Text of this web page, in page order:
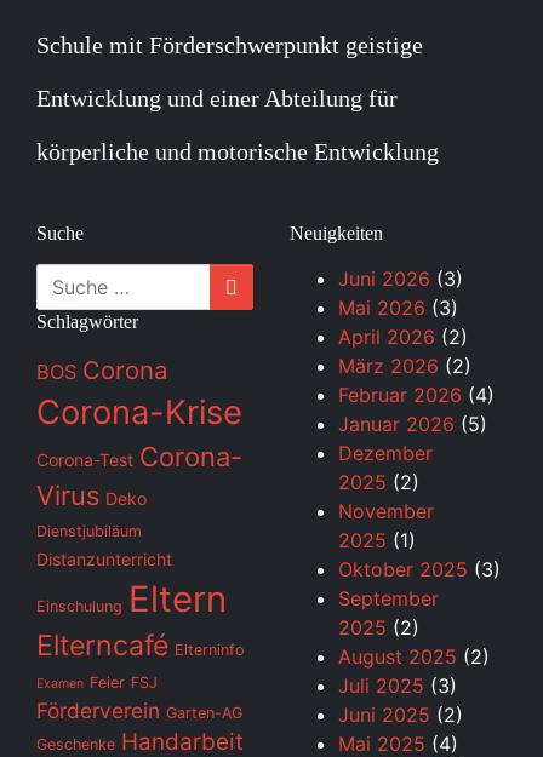
Schule mit Förderschwerpunkt geistige
Entwicklung und einer Abteilung für
körperliche und motorische Entwicklung
Suche
Suche
Schlagwörter
BOS Corona
Corona-Krise
Corona-Test Corona-
Virus Deko
Dienstjubiläum
Distanzunterricht
Einschulung Eltern
Elterncafé Elterninfo
Examen Feier FSJ
Förderverein Garten-AG
Geschenke Handarbeit
Neuigkeiten
Juni 2026 (3)
Mai 2026 (3)
April 2026 (2)
März 2026 (2)
Februar 2026 (4)
Januar 2026 (5)
Dezember
2025 (2)
November
2025 (1)
Oktober 2025 (3)
September
2025 (2)
August 2025 (2)
Juli 2025 (3)
Juni 2025 (2)
Mai 2025 (4)